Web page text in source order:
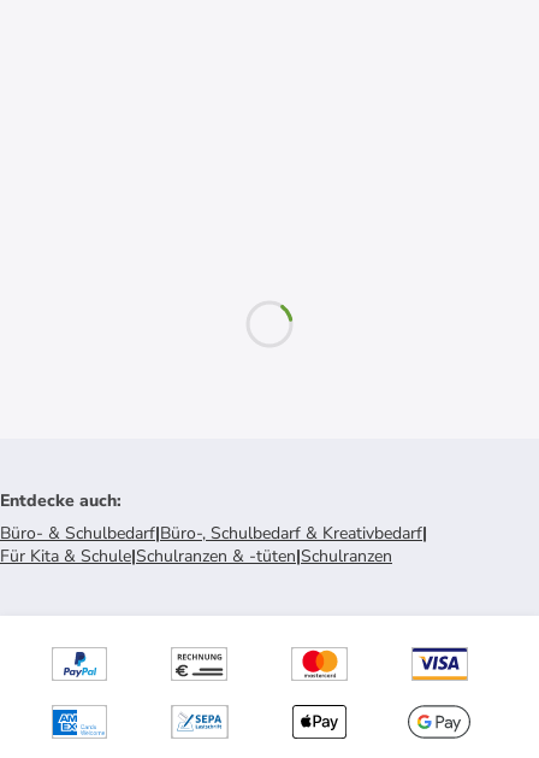
Entdecke auch:
Büro- & Schulbedarf|Büro-, Schulbedarf & Kreativbedarf|
Für Kita & Schule|Schulranzen & -tüten|Schulranzen